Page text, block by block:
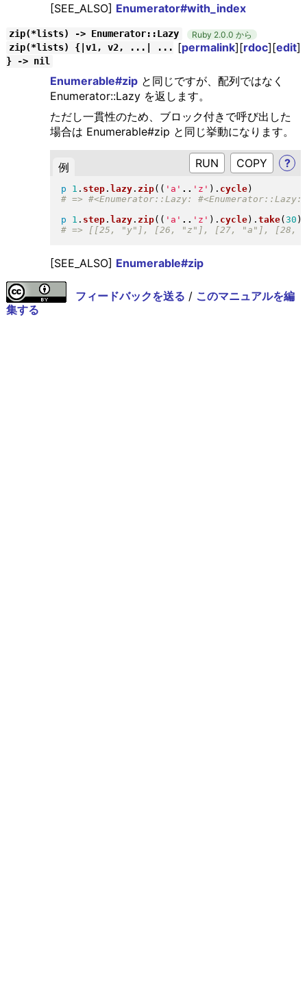
[SEE_ALSO] Enumerator#with_index
zip(*lists) -> Enumerator::Lazy Ruby 2.0.0 から
[permalink][rdoc][edit]
zip(*lists) {|v1, v2, ...| ...
} -> nil
Enumerable#zipと同じですが、配列ではなく
Enumerator::Lazy を返します。
ただし一貫性のため、ブロック付きで呼び出した
場合は Enumerable#zip と同じ挙動になります。
例 RUN ?
p 1 . step. lazy. zip( ( 'a' .. 'z' ) . cycle)
p 1 . step. lazy. zip( ( 'a' .. 'z' ) . cycle) . take(30 )
[SEE_ALSO] Enumerable#zip
フィードバックを送る / このマニュアルを編
集する